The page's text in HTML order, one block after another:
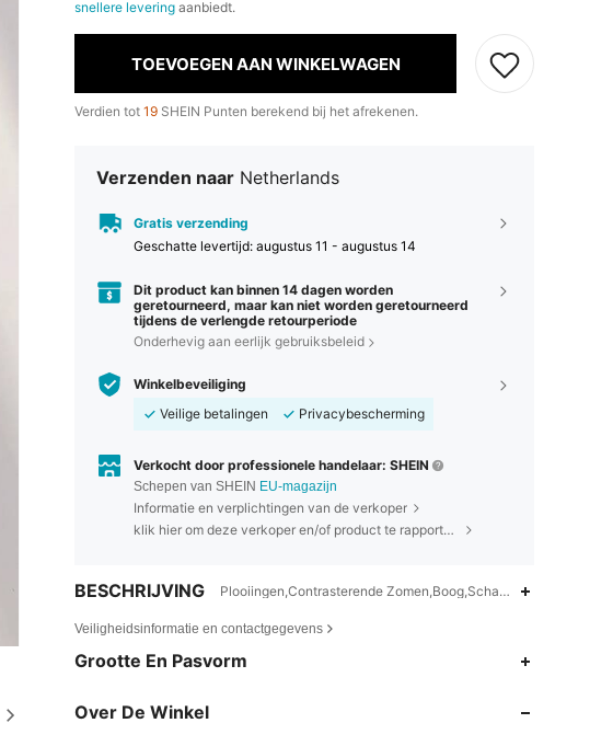
snellere levering aanbiedt.
TOEVOEGEN AAN WINKELWAGEN
Verdien tot 19 SHEIN Punten berekend bij het afrekenen.
Verzenden naar Netherlands
Gratis verzending
Geschatte levertijd: augustus 11 - augustus 14
Dit product kan binnen 14 dagen worden
geretourneerd, maar kan niet worden geretourneerd
tijdens de verlengde retourperiode
Onderhevig aan eerlijk gebruiksbeleid
Winkelbeveiliging
Veilige betalingen
Privacybescherming
Verkocht door professionele handelaar: SHEIN
Schepen van SHEIN EU-magazijn
Informatie en verplichtingen van de verkoper
klik hier om deze verkoper en/of product te rapporteren.
BESCHRIJVING Plooiingen,Contrasterende Zomen,Boog,Schattig-Lief,Casual-
Veiligheidsinformatie en contactgegevens
Grootte En Pasvorm
Over De Winkel
4.87
4.87